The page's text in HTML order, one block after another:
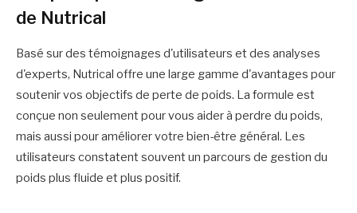
de Nutrical
Basé sur des témoignages d'utilisateurs et des analyses
d'experts, Nutrical offre une large gamme d'avantages pour
soutenir vos objectifs de perte de poids. La formule est
conçue non seulement pour vous aider à perdre du poids,
mais aussi pour améliorer votre bien-être général. Les
utilisateurs constatent souvent un parcours de gestion du
poids plus fluide et plus positif.